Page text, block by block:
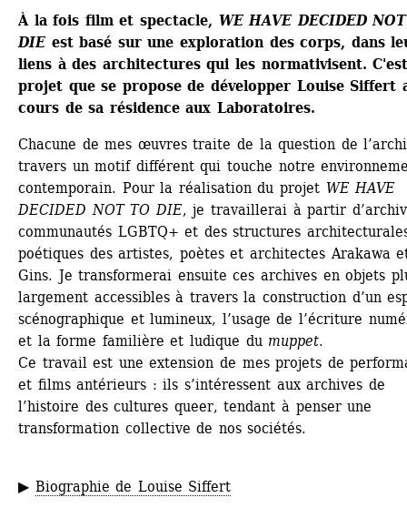
À la fois film et spectacle, WE HAVE DECIDED
DIE est basé sur une exploration des corps, dans
liens à des architectures qui les normativisent.
projet que se propose de développer Louise Siffert
cours de sa résidence aux Laboratoires.
Chacune de mes œuvres traite de la question de
travers un motif différent qui touche notre
contemporain. Pour la réalisation du projet WE HAVE
DECIDED NOT TO DIE, je travaillerai à partir
communautés LGBTQ+ et des structures
poétiques des artistes, poètes et architectes Arakawa
Gins. Je transformerai ensuite ces archives en objets
largement accessibles à travers la construction d’un
scénographique et lumineux, l’usage de l’écriture
et la forme familière et ludique du muppet.
Ce travail est une extension de mes projets de
et films antérieurs : ils s’intéressent aux archives de
l’histoire des cultures queer, tendant à penser une
transformation collective de nos sociétés.
▶ Biographie de Louise Siffert